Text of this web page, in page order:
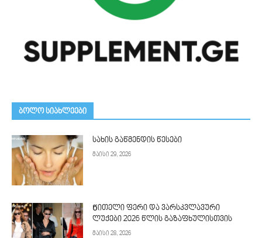
ᲑᲝᲚᲝ ᲡᲘᲐᲮᲚᲔᲔᲑᲘ
სახის გაწმენდის წესები
მაისი 29, 2026
Წითელი ფერი და ვარსკვლავური
ლუქები 2026 წლის გაზაფხულისთვის
მაისი 28, 2026